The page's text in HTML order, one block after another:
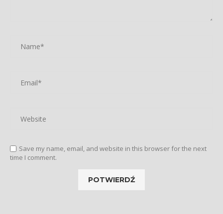
Save my name, email, and website in this browser for the next
time I comment.